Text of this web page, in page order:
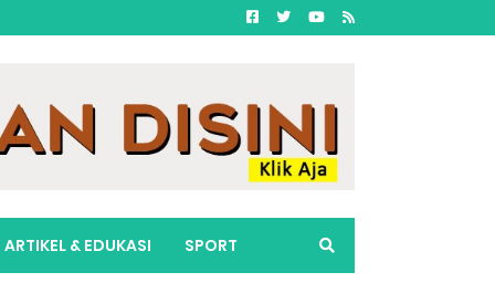
ARTIKEL & EDUKASI SPORT